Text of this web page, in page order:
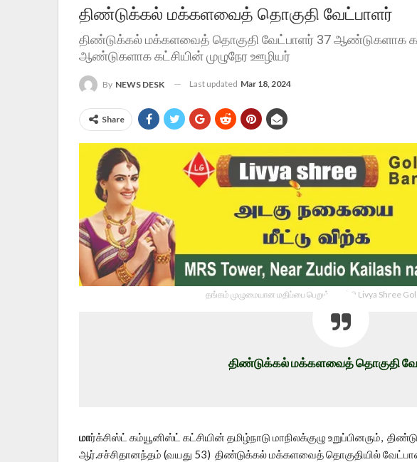
திண்டுக்கல் மக்களவைத் தொகுதி வேட்பாளர்
திண்டுக்கல் மக்களவைத் தொகுதி வேட்பாளர் 37 ஆண்டுகளாக
ஆண்டுகளாக கட்சியின் முழுநேர ஊழியர்
By NEWS DESK Last updated Mar 18, 2024
Share
தங்கம் முழுமையான மதிப்பை பெறும் திருச்சி Livya Shree
திண்டுக்கல் மக்களவைத் தொகுதி
மார்க்சிஸ்ட் கம்யூனிஸ்ட் கட்சியின் தமிழ்நாடு மாநிலக்குழு உறுப்பினரும்,
ஆர்.சச்சிதானந்தம் (வயது 53) திண்டுக்கல் மக்களவைத் தொகுதியில்